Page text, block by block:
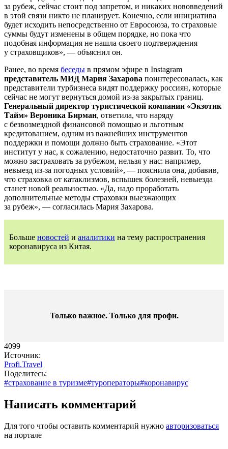
за рубеж, сейчас стоит под запретом, и никаких нововведений
в этой связи никто не планирует. Конечно, если инициатива
будет исходить непосредственно от Евросоюза, то страховые
суммы будут изменены в общем порядке, но пока что
подобная информация не нашла своего подтверждения
у страховщиков», — объяснил он.
Ранее, во время беседы в прямом эфире в Instagram
представитель МИД Мария Захарова поинтересовалась, как
представители турбизнеса видят поддержку россиян, которые
сейчас не могут вернуться домой из-за закрытых границ.
Генеральный директор туристической компании «Экзотик
Тайм» Вероника Бирман, ответила, что наряду
с безвозмездной финансовой помощью и льготным
кредитованием, одним из важнейших инструментов
поддержки и помощи должно быть страхование. «Этот
институт у нас, к сожалению, недостаточно развит. То, что
можно застраховать за рубежом, нельзя у нас: например,
невыезд из-за погодных условий», — пояснила она, добавив,
что страховка от катаклизмов, вспышек болезней, невыезда
станет новой реальностью. «Да, надо проработать
дополнительные методы страховки выезжающих
за рубеж», — согласилась Мария Захарова.
Больше новостей и аналитики на тему распространения
коронавируса из Китая.
Только важное. Только для профи.​
4099
Источник:
Profi.Travel
Поделитесь:
#страхование в туризме#туроператоры#коронавирус
Написать комментарий
Для того чтобы оставить комментарий нужно авторизоваться
на портале